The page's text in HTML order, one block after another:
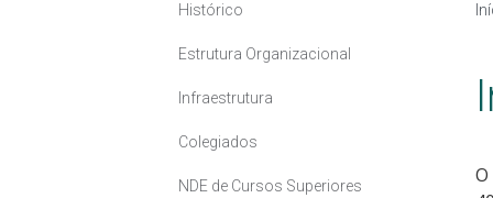
Histórico
Estrutura Organizacional
Infraestrutura
Colegiados
NDE de Cursos Superiores